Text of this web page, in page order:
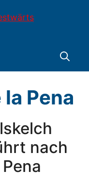
Pena
nach